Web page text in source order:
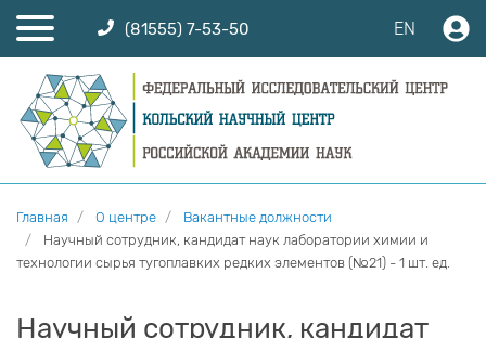
(81555) 7-53-50 EN
Главная О центре
Вакантные должности
Научный сотрудник, кандидат наук лаборатории химии и
технологии сырья тугоплавких редких элементов (№21) - 1 шт. ед.
Научный сотрудник, кандидат